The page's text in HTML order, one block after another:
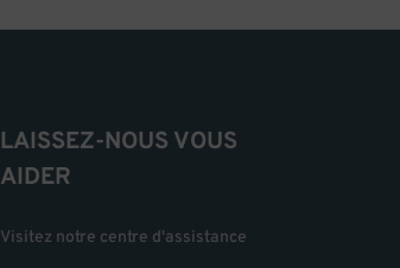
LAISSEZ-NOUS VOUS
AIDER
Visitez notre centre d'assistance